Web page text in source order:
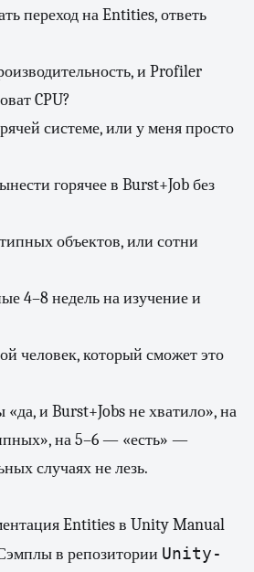
переход на Entities, ответь
и Profiler
CPU?
системе, или у меня просто
горячее в Burst+Job без
объектов, или сотни
4–8 недель на изучение и
человек, который сможет это
«да, и Burst+Jobs не хватило», на
на 5–6 — «есть» —
случаях не лезь.
Entities в Unity Manual
в репозитории Unity-